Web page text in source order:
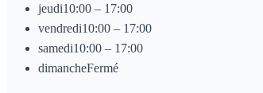
jeudi10:00 – 17:00
vendredi10:00 – 17:00
samedi10:00 – 17:00
dimancheFermé